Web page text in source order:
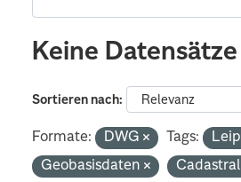
Keine
Sortieren nach
Formate: DWG Tags:
Geobasisdaten